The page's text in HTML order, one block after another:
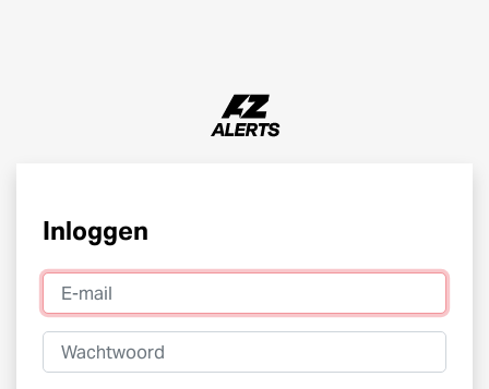
Inloggen
E-mail
Wachtwoord